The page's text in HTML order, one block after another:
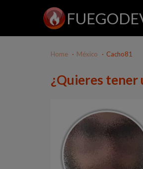
Home México Cacho81
¿Quieres tener